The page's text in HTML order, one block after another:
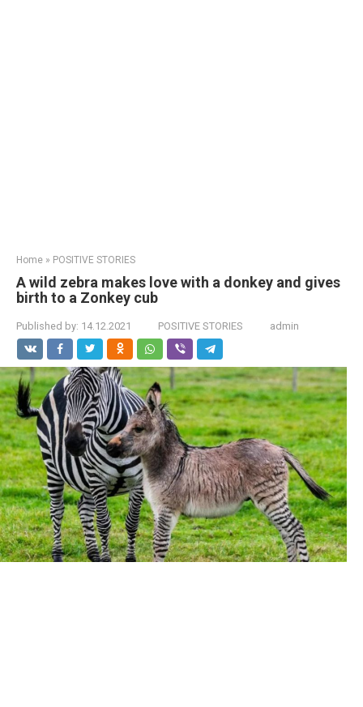
Home » POSITIVE STORIES
A wild zebra makes love with a donkey and gives
birth to a Zonkey cub
Published by: 14.12.2021 POSITIVE STORIES admin